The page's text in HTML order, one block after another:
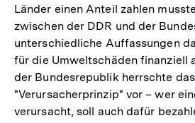
Länder einen Anteil zahlen
zwischen der DDR und der
unterschiedliche Auffassungen
für die Umweltschäden finanziell
der Bundesrepublik herrschte
"Verursacherprinzip" vor – wer
verursacht, soll auch dafür